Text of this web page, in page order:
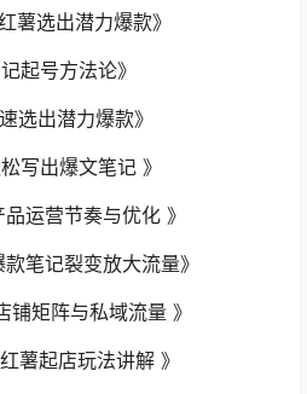
薯选出潜力爆款》
起号方法论》
选出潜力爆款》
写出爆文笔记 》
运营节奏与优化 》
笔记裂变放大流量》
矩阵与私域流量 》
薯起店玩法讲解 》